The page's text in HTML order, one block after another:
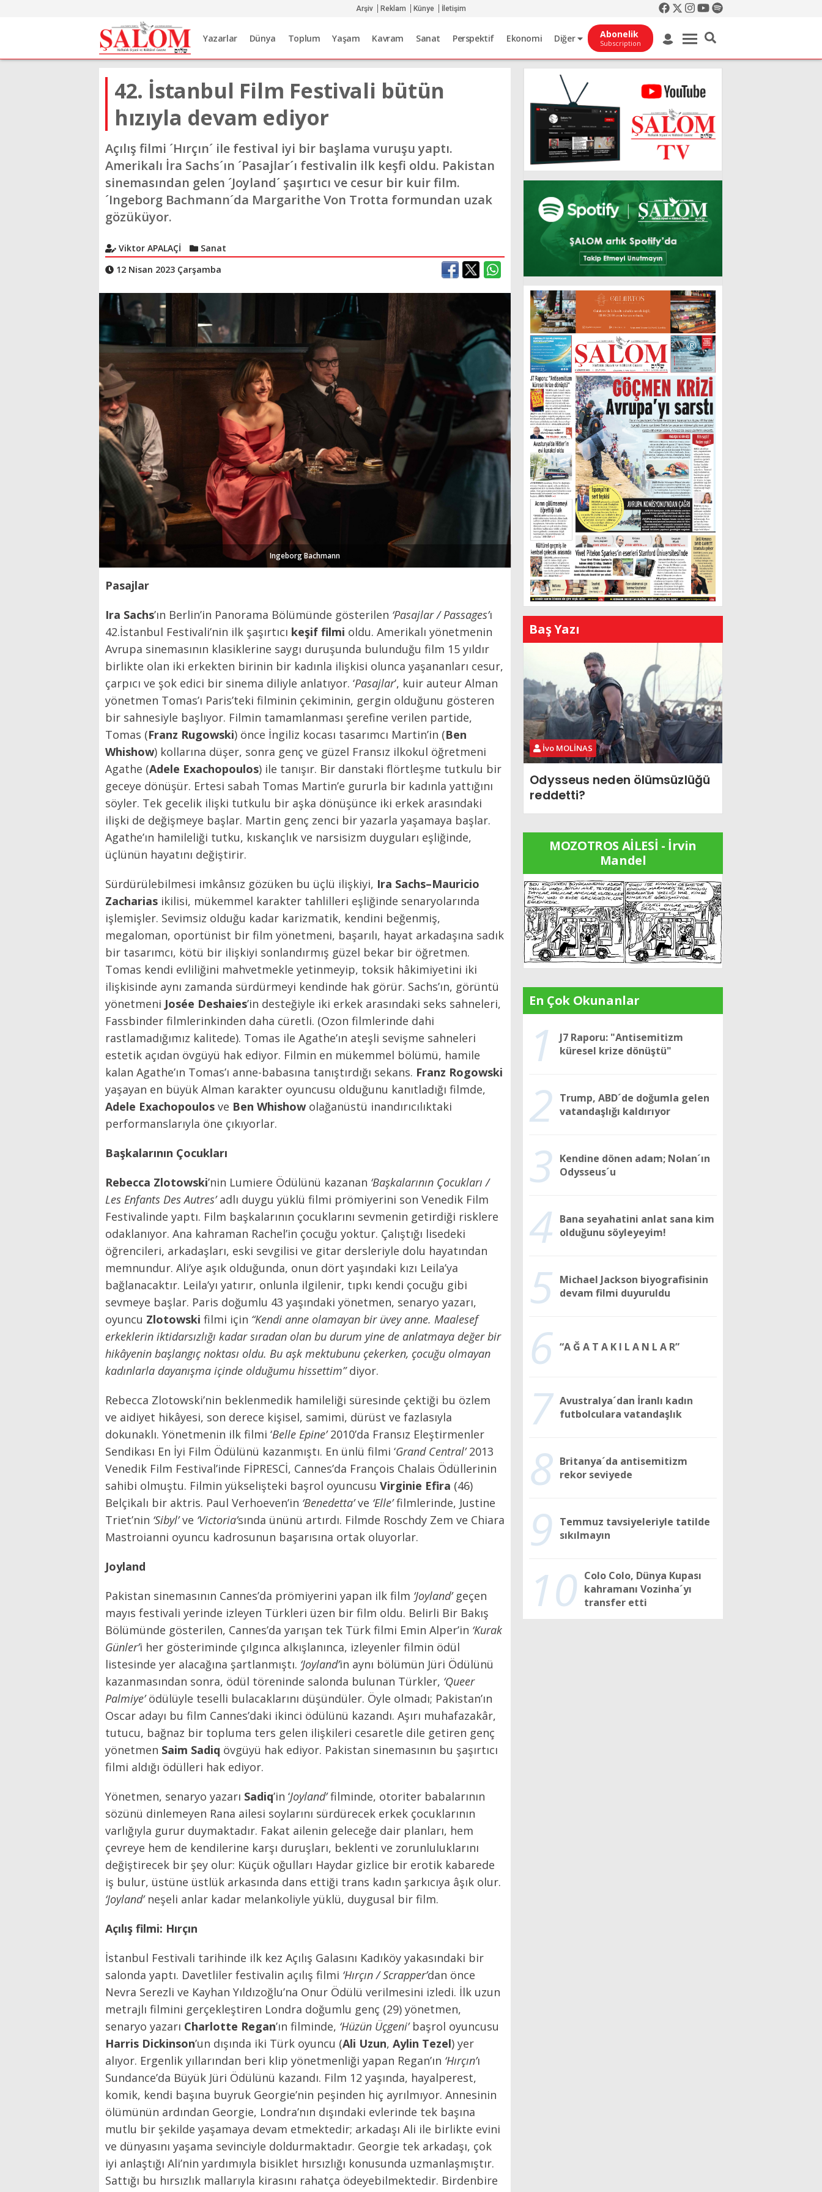
Arşiv Reklam Künye İletişim
Yazarlar Dünya Toplum Yaşam Kavram Sanat Perspektif Ekonomi Diğer Abonelik
Subscription
42. İstanbul Film Festivali bütün
hızıyla devam ediyor
Açılış filmi ´Hırçın´ ile festival iyi bir başlama vuruşu yaptı.
Amerikalı İra Sachs´ın ´Pasajlar´ı festivalin ilk keşfi oldu. Pakistan
sinemasından gelen ´Joyland´ şaşırtıcı ve cesur bir kuir film.
´Ingeborg Bachmann´da Margarithe Von Trotta formundan uzak
gözüküyor.
Viktor APALAÇİ
Sanat
12 Nisan 2023 Çarşamba
Ingeborg Bachmann
Pasajlar
Ira Sachs’ın Berlin’in Panorama Bölümünde gösterilen ‘Pasajlar / Passages’ı
42.İstanbul Festivali’nin ilk şaşırtıcı keşif filmi oldu. Amerikalı yönetmenin
Avrupa sinemasının klasiklerine saygı duruşunda bulunduğu film 15 yıldır
birlikte olan iki erkekten birinin bir kadınla ilişkisi olunca yaşananları cesur,
çarpıcı ve şok edici bir sinema diliyle anlatıyor. ‘Pasajlar’, kuir auteur Alman
yönetmen Tomas’ı Paris’teki filminin çekiminin, gergin olduğunu gösteren
bir sahnesiyle başlıyor. Filmin tamamlanması şerefine verilen partide,
Tomas (Franz Rugowski) önce İngiliz kocası tasarımcı Martin’in (Ben
Whishow) kollarına düşer, sonra genç ve güzel Fransız ilkokul öğretmeni
Agathe (Adele Exachopoulos) ile tanışır. Bir danstaki flörtleşme tutkulu bir
geceye dönüşür. Ertesi sabah Tomas Martin’e gururla bir kadınla yattığını
söyler. Tek gecelik ilişki tutkulu bir aşka dönüşünce iki erkek arasındaki
ilişki de değişmeye başlar. Martin genç zenci bir yazarla yaşamaya başlar.
Agathe’ın hamileliği tutku, kıskançlık ve narsisizm duyguları eşliğinde,
üçlünün hayatını değiştirir.
Sürdürülebilmesi imkânsız gözüken bu üçlü ilişkiyi, Ira Sachs–Mauricio
Zacharias ikilisi, mükemmel karakter tahlilleri eşliğinde senaryolarında
işlemişler. Sevimsiz olduğu kadar karizmatik, kendini beğenmiş,
megaloman, oportünist bir film yönetmeni, başarılı, hayat arkadaşına sadık
bir tasarımcı, kötü bir ilişkiyi sonlandırmış güzel bekar bir öğretmen.
Tomas kendi evliliğini mahvetmekle yetinmeyip, toksik hâkimiyetini iki
ilişkisinde aynı zamanda sürdürmeyi kendinde hak görür. Sachs’ın, görüntü
yönetmeni Josée Deshaies’in desteğiyle iki erkek arasındaki seks sahneleri,
Fassbinder filmlerinkinden daha cüretli. (Ozon filmlerinde dahi
rastlamadığımız kalitede). Tomas ile Agathe’ın ateşli sevişme sahneleri
estetik açıdan övgüyü hak ediyor. Filmin en mükemmel bölümü, hamile
kalan Agathe’ın Tomas’ı anne-babasına tanıştırdığı sekans. Franz Rogowski
yaşayan en büyük Alman karakter oyuncusu olduğunu kanıtladığı filmde,
Adele Exachopoulos ve Ben Whishow olağanüstü inandırıcılıktaki
performanslarıyla öne çıkıyorlar.
Başkalarının Çocukları
Rebecca Zlotowski’nin Lumiere Ödülünü kazanan ‘Başkalarının Çocukları /
Les Enfants Des Autres’ adlı duygu yüklü filmi prömiyerini son Venedik Film
Festivalinde yaptı. Film başkalarının çocuklarını sevmenin getirdiği risklere
odaklanıyor. Ana kahraman Rachel’in çocuğu yoktur. Çalıştığı lisedeki
öğrencileri, arkadaşları, eski sevgilisi ve gitar dersleriyle dolu hayatından
memnundur. Ali’ye aşık olduğunda, onun dört yaşındaki kızı Leila’ya
bağlanacaktır. Leila’yı yatırır, onlunla ilgilenir, tıpkı kendi çocuğu gibi
sevmeye başlar. Paris doğumlu 43 yaşındaki yönetmen, senaryo yazarı,
oyuncu Zlotowski filmi için “Kendi anne olamayan bir üvey anne. Maalesef
erkeklerin iktidarsızlığı kadar sıradan olan bu durum yine de anlatmaya değer bir
hikâyenin başlangıç noktası oldu. Bu aşk mektubunu çekerken, çocuğu olmayan
kadınlarla dayanışma içinde olduğumu hissettim”diyor.
Rebecca Zlotowski’nin beklenmedik hamileliği süresinde çektiği bu özlem
ve aidiyet hikâyesi, son derece kişisel, samimi, dürüst ve fazlasıyla
dokunaklı. Yönetmenin ilk filmi ‘Belle Epine’2010’da Fransız Eleştirmenler
Sendikası En İyi Film Ödülünü kazanmıştı. En ünlü filmi ‘Grand Central’2013
Venedik Film Festival’inde FİPRESCİ, Cannes’da François Chalais Ödüllerinin
sahibi olmuştu. Filmin yükselişteki başrol oyuncusu Virginie Efira (46)
Belçikalı bir aktris. Paul Verhoeven’in ‘Benedetta’ve ‘Elle’filmlerinde, Justine
Triet’nin ‘Sibyl’ve ‘Victoria’sında ününü artırdı. Filmde Roschdy Zem ve Chiara
Mastroianni oyuncu kadrosunun başarısına ortak oluyorlar.
Joyland
Pakistan sinemasının Cannes’da prömiyerini yapan ilk film ‘Joyland’ geçen
mayıs festivali yerinde izleyen Türkleri üzen bir film oldu. Belirli Bir Bakış
Bölümünde gösterilen, Cannes’da yarışan tek Türk filmi Emin Alper’in ‘Kurak
Günler’i her gösteriminde çılgınca alkışlanınca, izleyenler filmin ödül
listesinde yer alacağına şartlanmıştı. ‘Joyland’in aynı bölümün Jüri Ödülünü
kazanmasından sonra, ödül töreninde salonda bulunan Türkler, ‘Queer
Palmiye’ödülüyle teselli bulacaklarını düşündüler. Öyle olmadı; Pakistan’ın
Oscar adayı bu film Cannes’daki ikinci ödülünü kazandı. Aşırı muhafazakâr,
tutucu, bağnaz bir topluma ters gelen ilişkileri cesaretle dile getiren genç
yönetmen Saim Sadiq övgüyü hak ediyor. Pakistan sinemasının bu şaşırtıcı
filmi aldığı ödülleri hak ediyor.
Yönetmen, senaryo yazarı Sadiq’in ‘Joyland’filminde, otoriter babalarının
sözünü dinlemeyen Rana ailesi soylarını sürdürecek erkek çocuklarının
varlığıyla gurur duymaktadır. Fakat ailenin geleceğe dair planları, hem
çevreye hem de kendilerine karşı duruşları, beklenti ve zorunluluklarını
değiştirecek bir şey olur: Küçük oğulları Haydar gizlice bir erotik kabarede
iş bulur, üstüne üstlük arkasında dans ettiği trans kadın şarkıcıya âşık olur.
‘Joyland’neşeli anlar kadar melankoliyle yüklü, duygusal bir film.
Açılış filmi: Hırçın
İstanbul Festivali tarihinde ilk kez Açılış Galasını Kadıköy yakasındaki bir
salonda yaptı. Davetliler festivalin açılış filmi ‘Hırçın / Scrapper’dan önce
Nevra Serezli ve Kayhan Yıldızoğlu’na Onur Ödülü verilmesini izledi. İlk uzun
metrajlı filmini gerçekleştiren Londra doğumlu genç (29) yönetmen,
senaryo yazarı Charlotte Regan’ın filminde, ‘Hüzün Üçgeni’başrol oyuncusu
Harris Dickinson’un dışında iki Türk oyuncu (Ali Uzun, Aylin Tezel) yer
alıyor. Ergenlik yıllarından beri klip yönetmenliği yapan Regan’ın ‘Hırçın’ı
Sundance’da Büyük Jüri Ödülünü kazandı. Film 12 yaşında, hayalperest,
komik, kendi başına buyruk Georgie’nin peşinden hiç ayrılmıyor. Annesinin
ölümünün ardından Georgie, Londra’nın dışındaki evlerinde tek başına
mutlu bir şekilde yaşamaya devam etmektedir; arkadaşı Ali ile birlikte evini
ve dünyasını yaşama sevinciyle doldurmaktadır. Georgie tek arkadaşı, çok
iyi anlaştığı Ali’nin yardımıyla bisiklet hırsızlığı konusunda uzmanlaşmıştır.
Sattığı bu hırsızlık mallarıyla kirasını rahatça ödeyebilmektedir. Birdenbire
Baş Yazı
İvo MOLİNAS
Odysseus neden ölümsüzlüğü
reddetti?
MOZOTROS AİLESİ - İrvin
Mandel
En Çok Okunanlar
1
J7 Raporu: "Antisemitizm
küresel krize dönüştü"
2 Trump, ABD´de doğumla gelen
vatandaşlığı kaldırıyor
3 Kendine dönen adam; Nolan´ın
Odysseus´u
4 Bana seyahatini anlat sana kim
olduğunu söyleyeyim!
5 Michael Jackson biyografisinin
devam filmi duyuruldu
6 “A Ğ A T A K I L A N L A R”
7 Avustralya´dan İranlı kadın
futbolculara vatandaşlık
8 Britanya´da antisemitizm
rekor seviyede
9
Temmuz tavsiyeleriyle tatilde
sıkılmayın
10 Colo Colo, Dünya Kupası
kahramanı Vozinha´yı
transfer etti